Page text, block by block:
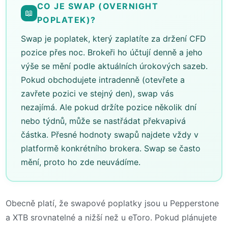
📖
CO JE SWAP (OVERNIGHT
POPLATEK)?
Swap je poplatek, který zaplatíte za držení CFD
pozice přes noc. Brokeři ho účtují denně a jeho
výše se mění podle aktuálních úrokových sazeb.
Pokud obchodujete intradenně (otevřete a
zavřete pozici ve stejný den), swap vás
nezajímá. Ale pokud držíte pozice několik dní
nebo týdnů, může se nastřádat překvapivá
částka. Přesné hodnoty swapů najdete vždy v
platformě konkrétního brokera. Swap se často
mění, proto ho zde neuvádíme.
Obecně platí, že swapové poplatky jsou u Pepperstone
a XTB srovnatelné a nižší než u eToro. Pokud plánujete